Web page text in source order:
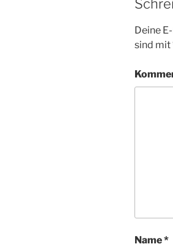
Deine
sind mit
Name*